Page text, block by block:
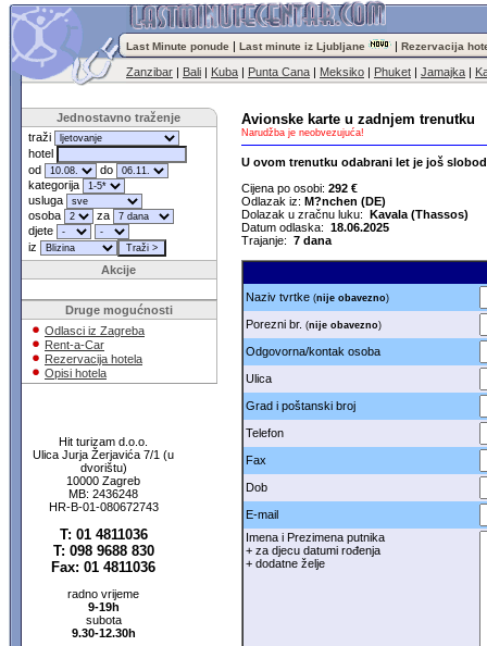
Last Minute ponude | Last minute iz Ljubljane | Rezervacija
Zanzibar | Bali | Kuba | Punta Cana | Meksiko | Phuket | Jamajka |
Jednostavno traženje
traži
hotel
od
do
kategorija
usluga
osoba
za
djete
iz
Akcije
Druge mogućnosti
Odlasci iz Zagreba
Rent-a-Car
Rezervacija hotela
Opisi hotela
Hit turizam d.o.o.
Ulica Jurja Žerjavića 7/1 (u
dvorištu)
10000 Zagreb
MB: 2436248
HR-B-01-080672743
T: 01 4811036
T: 098 9688 830
Fax: 01 4811036
radno vrijeme
9-19h
subota
9.30-12.30h
Avionske karte u zadnjem trenutku
Narudžba je neobvezujuća!
U ovom trenutku odabrani let je još
Cijena po osobi: 292 €
Odlazak iz: M?nchen (DE)
Dolazak u zračnu luku: Kavala (Thassos)
Datum odlaska: 18.06.2025
Trajanje: 7 dana
Naziv tvrtke (nije obavezno)
Porezni br. (nije obavezno)
Odgovorna/kontak osoba
Ulica
Grad i poštanski broj
Telefon
Fax
Dob
E-mail
Imena i Prezimena putnika
+ za djecu datumi rođenja
+ dodatne želje